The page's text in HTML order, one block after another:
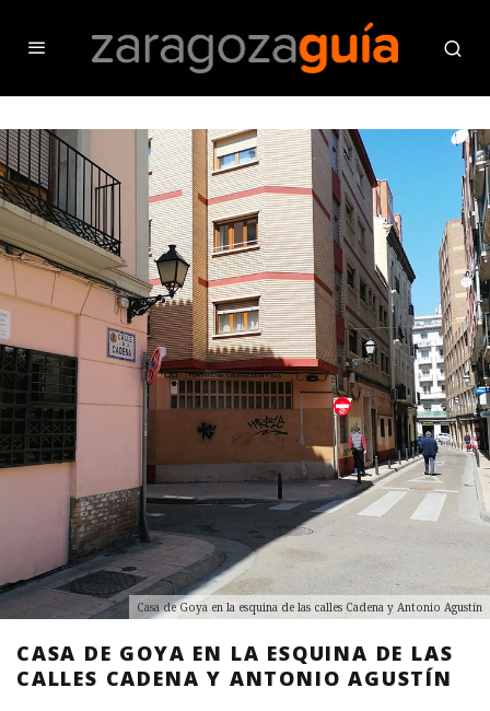
Casa de Goya en la esquina de las calles Cadena y Antonio Agustín
CASA DE GOYA EN LA ESQUINA DE LAS
CALLES CADENA Y ANTONIO AGUSTÍN